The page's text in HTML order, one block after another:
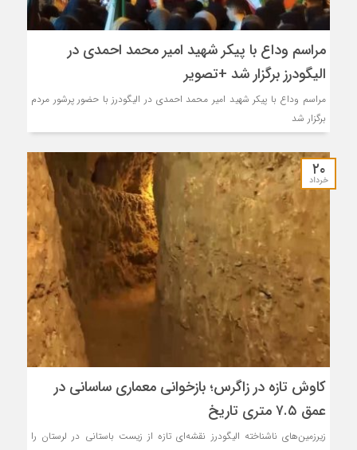
مراسم وداع با پیکر شهید امیر محمد احمدی در
الیگودرز برگزار شد +تصویر
مراسم وداع با پیکر شهید امیر محمد احمدی در الیگودرز با حضور پرشور مردم
برگزار شد
۲۰
خرداد
کاوش تازه در زاگرس؛ بازخوانی معماری ساسانی در
عمق ۷.۵ متری تاریخ
زیرزمین‌های ناشناخته الیگودرز نقشه‌ای تازه از زیست باستانی در لرستان را